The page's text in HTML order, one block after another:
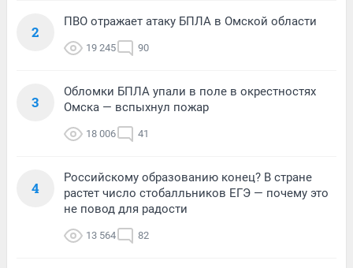
2
ПВО отражает атаку БПЛА в Омской области
19 245 90
3
Обломки БПЛА упали в поле в окрестностях
Омска — вспыхнул пожар
18 006 41
4
Российскому образованию конец? В стране
растет число стобалльников ЕГЭ — почему это
не повод для радости
13 564 82